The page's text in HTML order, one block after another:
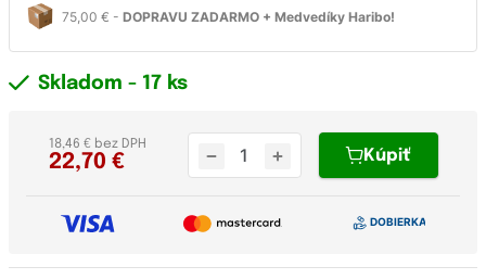
75,00 € - DOPRAVU ZADARMO + Medvedíky Haribo!
Skladom - 17 ks
22,70 €
18,46 € bez DPH
Kúpiť